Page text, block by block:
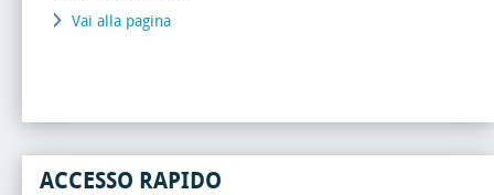
Vai alla pagina
ACCESSO RAPIDO